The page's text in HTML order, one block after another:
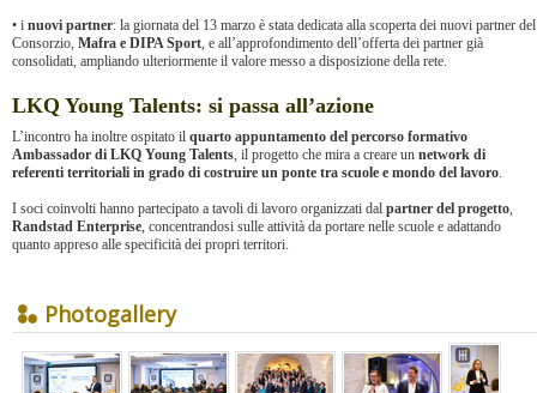
• i nuovi partner: la giornata del 13 marzo è stata dedicata alla scoperta dei nuovi partner del
Consorzio, Mafra e DIPA Sport, e all’approfondimento dell’offerta dei partner già
consolidati, ampliando ulteriormente il valore messo a disposizione della rete.
LKQ Young Talents: si passa all’azione
L’incontro ha inoltre ospitato il quarto appuntamento del percorso formativo
Ambassador di LKQ Young Talents, il progetto che mira a creare un network di
referenti territoriali in grado di costruire un ponte tra scuole e mondo del lavoro.
I soci coinvolti hanno partecipato a tavoli di lavoro organizzati dal partner del progetto,
Randstad Enterprise, concentrandosi sulle attività da portare nelle scuole e adattando
quanto appreso alle specificità dei propri territori.
Photogallery